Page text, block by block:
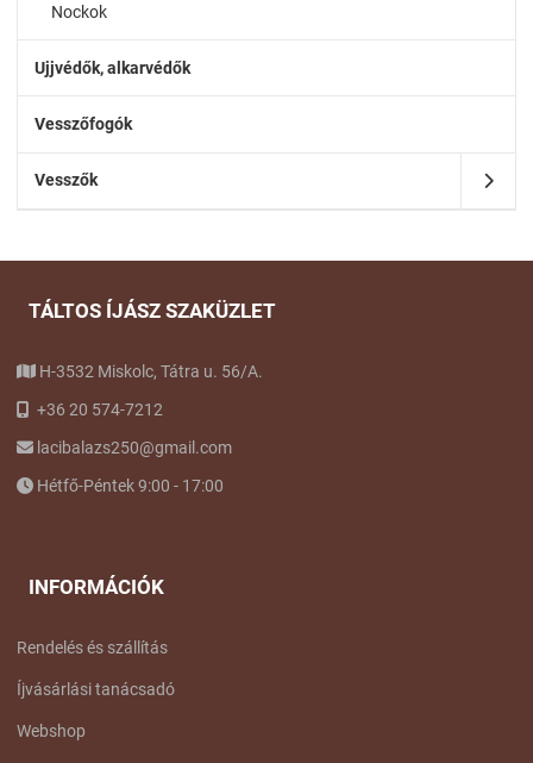
Nockok
Ujjvédők, alkarvédők
Vesszőfogók
Vesszők
TÁLTOS ÍJÁSZ SZAKÜZLET
H-3532 Miskolc, Tátra u. 56/A.
+36 20 574-7212
lacibalazs250@gmail.com
Hétfő-Péntek 9:00 - 17:00
INFORMÁCIÓK
Rendelés és szállítás
Íjvásárlási tanácsadó
Webshop